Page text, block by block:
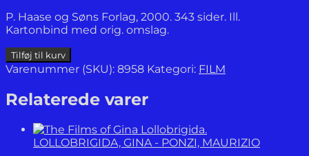
P. Haase og Søns Forlag, 2000. 343 sider. Ill.
Kartonbind med orig. omslag.
Asta.
Mennesket,
og
filmstjernen.
Tilføj til kurv
Varenummer (SKU): 8958 Kategori: FILM
Relaterede varer
LOLLOBRIGIDA, GINA - PONZI, MAURIZIO